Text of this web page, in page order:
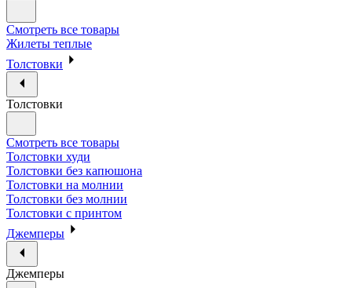
Смотреть все товары
Жилеты теплые
Толстовки
Толстовки
Смотреть все товары
Толстовки худи
Толстовки без капюшона
Толстовки на молнии
Толстовки без молнии
Толстовки с принтом
Джемперы
Джемперы